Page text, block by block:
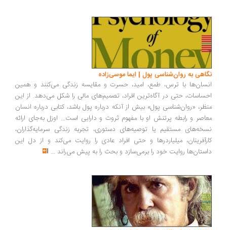
به روان‌شناسی پول | ایما موسی‌زاده
با ترس، طمع، امید، حسرت و مقایسه زندگی می‌کنند و همین
حتی در آگاه‌ترین افراد، تصمیم‌های مالی را شکل می‌دهد. از این
«روان‌شناسی پول» بیش از آنکه درباره پول باشد، کتابی درباره انسان
و رابطه پرتنش او با مفهوم ثروت و دارایی است... اوزل به‌جای ارائه
مستقیم یا توصیه‌های دستوری، تجربه زندگی سرمایه‌گذاران،
میلیاردرها و حتی افراد عادی را روایت می‌کند و از دل این
روایت خود را برمی‌سازد و بحث را به پیش می‌راند ...